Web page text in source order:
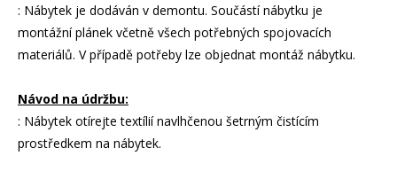
: Nábytek je dodáván v demontu. Součástí nábytku je
montážní plánek včetně všech potřebných spojovacích
materiálů. V případě potřeby lze objednat montáž nábytku.
Návod na údržbu:
: Nábytek otírejte textílií navlhčenou šetrným čistícím
prostředkem na nábytek.